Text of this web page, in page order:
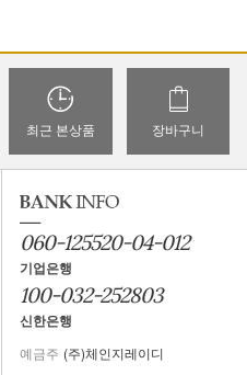
최근 본상품 장바구니
060-125520-04-012
기업은행
100-032-252803
신한은행
예금주 (주)체인지레이디